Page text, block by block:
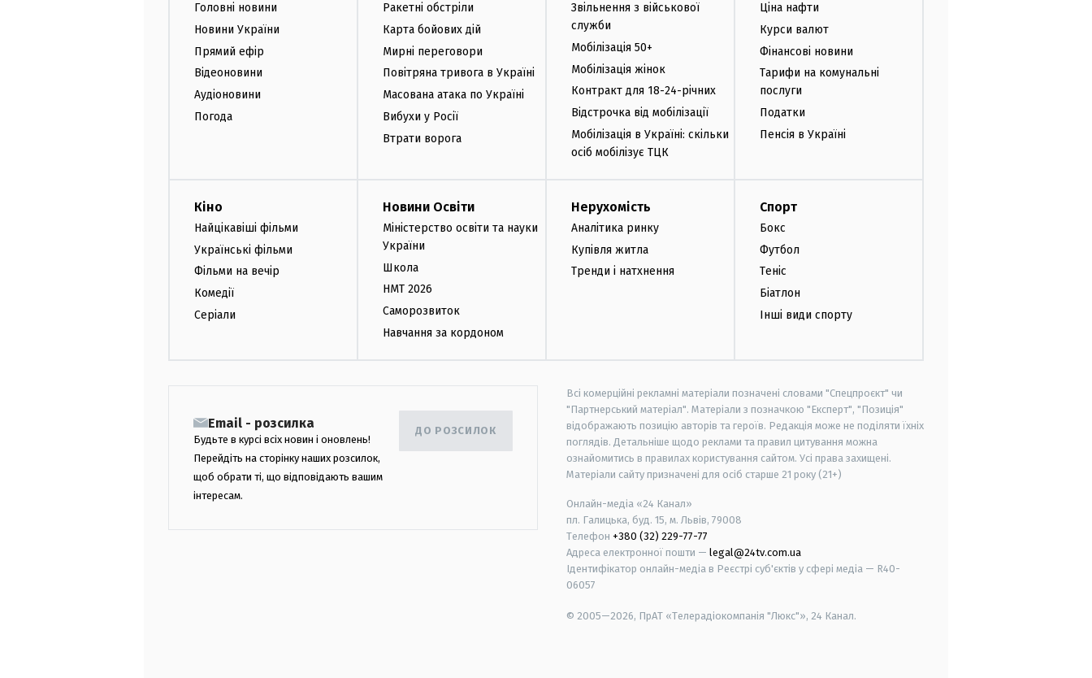
Головні новини
Новини України
Прямий ефір
Відеоновини
Аудіоновини
Погода
Ракетні обстріли
Карта бойових дій
Мирні переговори
Повітряна тривога в Україні
Масована атака по Україні
Вибухи у Росії
Втрати ворога
Звільнення з військової
служби
Мобілізація 50+
Мобілізація жінок
Контракт для 18-24-річних
Відстрочка від мобілізації
Мобілізація в Україні: скільки
осіб мобілізує ТЦК
Ціна нафти
Курси валют
Фінансові новини
Тарифи на комунальні
послуги
Податки
Пенсія в Україні
Кіно
Найцікавіші фільми
Українські фільми
Фільми на вечір
Комедії
Серіали
Новини Освіти
Міністерство освіти та науки
України
Школа
НМТ 2026
Саморозвиток
Навчання за кордоном
Нерухомість
Аналітика ринку
Купівля житла
Тренди і натхнення
Спорт
Бокс
Футбол
Теніс
Біатлон
Інші види спорту
Email - розсилка
Будьте в курсі всіх новин і оновлень!
Перейдіть на сторінку наших розсилок,
щоб обрати ті, що відповідають вашим
інтересам.
ДО РОЗСИЛОК
Всі комерційні рекламні матеріали позначені словами "Спецпроєкт" чи
"Партнерський матеріал". Матеріали з позначкою "Експерт", "Позиція"
відображають позицію авторів та героїв. Редакція може не поділяти їхніх
поглядів. Детальніше щодо реклами та правил цитування можна
ознайомитись в правилах користування сайтом. Усі права захищені.
Матеріали сайту призначені для осіб старше 21 року (21+)
Онлайн-медіа «24 Канал»
пл. Галицька, буд. 15, м. Львів, 79008
Телефон +380 (32) 229-77-77
Адреса електронної пошти — legal@24tv.com.ua
Ідентифікатор онлайн-медіа в Реєстрі суб'єктів у сфері медіа — R40-
06057
© 2005—2026, ПрАТ «Телерадіокомпанія "Люкс"», 24 Канал.